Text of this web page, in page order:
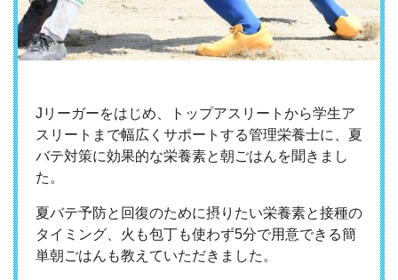
Jリーガーをはじめ、トップアスリートから学生ア
スリートまで幅広くサポートする管理栄養士に、夏
バテ対策に効果的な栄養素と朝ごはんを聞きまし
た。
夏バテ予防と回復のために摂りたい栄養素と接種の
タイミング、火も包丁も使わず5分で用意できる簡
単朝ごはんも教えていただきました。